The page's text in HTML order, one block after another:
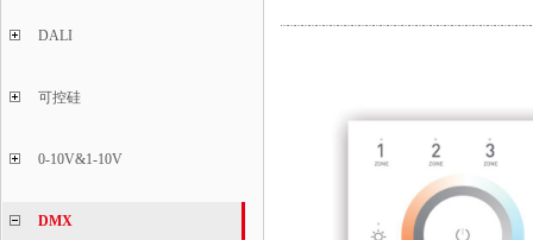
DALI
可控硅
0-10V&1-10V
DMX